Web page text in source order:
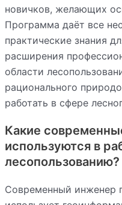
новичков, желающих
Программа даёт все
практические знания
расширения
области
рационального
работать в сфере
Какие
используются в
лесопользованию?
Современный инженер